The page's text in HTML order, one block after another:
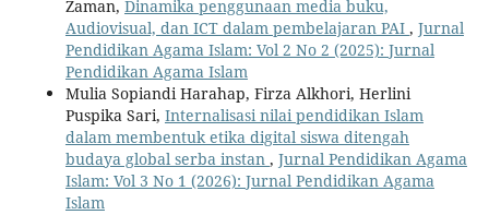
Zaman, Dinamika penggunaan media buku,
Audiovisual, dan ICT dalam pembelajaran PAI , Jurnal
Pendidikan Agama Islam: Vol 2 No 2 (2025): Jurnal
Pendidikan Agama Islam
Mulia Sopiandi Harahap, Firza Alkhori, Herlini
Puspika Sari, Internalisasi nilai pendidikan Islam
dalam membentuk etika digital siswa ditengah
budaya global serba instan , Jurnal Pendidikan Agama
Islam: Vol 3 No 1 (2026): Jurnal Pendidikan Agama
Islam